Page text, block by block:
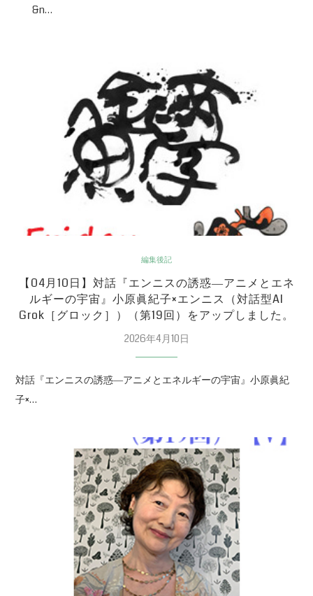
&n…
編集後記
【04月10日】対話『エンニスの誘惑―アニメとエネ
ルギーの宇宙』小原眞紀子×エンニス（対話型AI
Grok［グロック］）（第19回）をアップしました。
2026年4月10日
対話『エンニスの誘惑―アニメとエネルギーの宇宙』小原眞紀
子×…